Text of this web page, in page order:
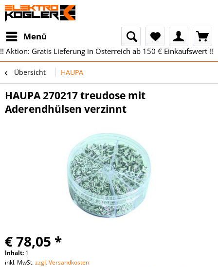
Menü
!! Aktion: Gratis Lieferung in Österreich ab 150 € Einkaufswert !!
Übersicht HAUPA
HAUPA 270217 treudose mit
Aderendhülsen verzinnt
€ 78,05 *
Inhalt: 1
inkl. MwSt.zzgl. Versandkosten